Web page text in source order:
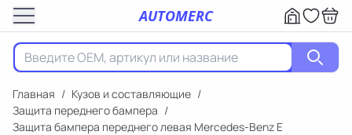
AUTOMERC
Главная / Кузов и составляющие /
Защита переднего бампера /
Защита бампера переднего левая Mercedes-Benz E